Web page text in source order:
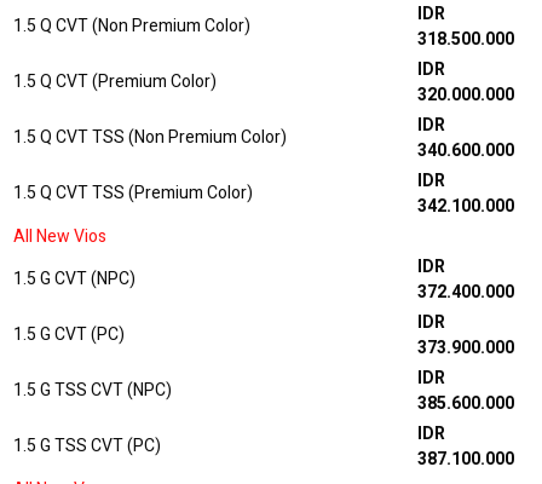
1.5 Q CVT (Non Premium Color)
IDR
318.500.000
1.5 Q CVT (Premium Color)
IDR
320.000.000
1.5 Q CVT TSS (Non Premium Color)
IDR
340.600.000
1.5 Q CVT TSS (Premium Color)
IDR
342.100.000
All New Vios
1.5 G CVT (NPC)
IDR
372.400.000
1.5 G CVT (PC)
IDR
373.900.000
1.5 G TSS CVT (NPC)
IDR
385.600.000
1.5 G TSS CVT (PC)
IDR
387.100.000